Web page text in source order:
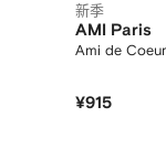
新季
AMI Paris
Ami de
¥915